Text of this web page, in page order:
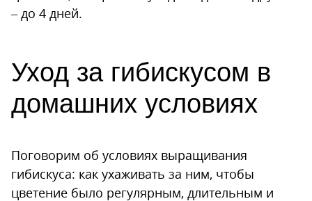
– до 4 дней.
Уход за гибискусом в
домашних условиях
Поговорим об условиях выращивания
гибискуса: как ухаживать за ним, чтобы
цветение было регулярным, длительным и